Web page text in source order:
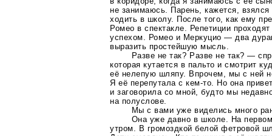
не занимаюсь. Парень, кажется,
ходить в школу. После того, как ему
Ромео в спектакле. Репетиции
успехом. Ромео и Меркуцио — два
выразить простейшую мысль.
Разве не так? Разве не так? —
которая кутается в пальто и смотрит
её нелепую шляпу. Впрочем, мы с ней
Я её перепутала скем-то . Но она
и заговорила со мной, будто мы
на полуслове.
Мы с вами уже виделись много
Она уже давно в школе. На
утром. В громоздкой белой фетровой